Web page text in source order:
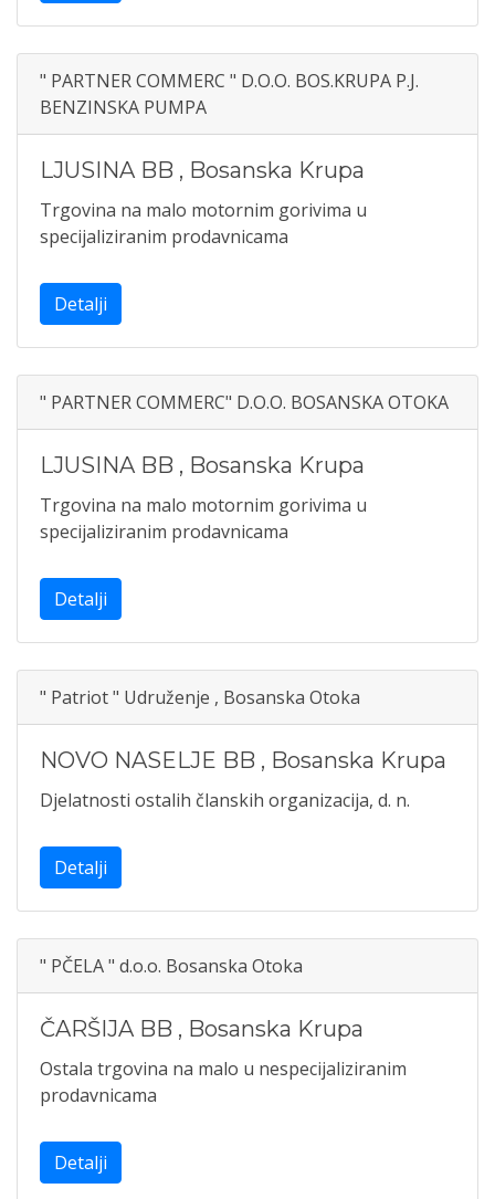
" PARTNER COMMERC " D.O.O. BOS.KRUPA P.J.
BENZINSKA PUMPA
LJUSINA BB , Bosanska Krupa
Trgovina na malo motornim gorivima u
specijaliziranim prodavnicama
Detalji
" PARTNER COMMERC" D.O.O. BOSANSKA OTOKA
LJUSINA BB , Bosanska Krupa
Trgovina na malo motornim gorivima u
specijaliziranim prodavnicama
Detalji
" Patriot " Udruženje , Bosanska Otoka
NOVO NASELJE BB , Bosanska Krupa
Djelatnosti ostalih članskih organizacija, d. n.
Detalji
" PČELA " d.o.o. Bosanska Otoka
ČARŠIJA BB , Bosanska Krupa
Ostala trgovina na malo u nespecijaliziranim
prodavnicama
Detalji